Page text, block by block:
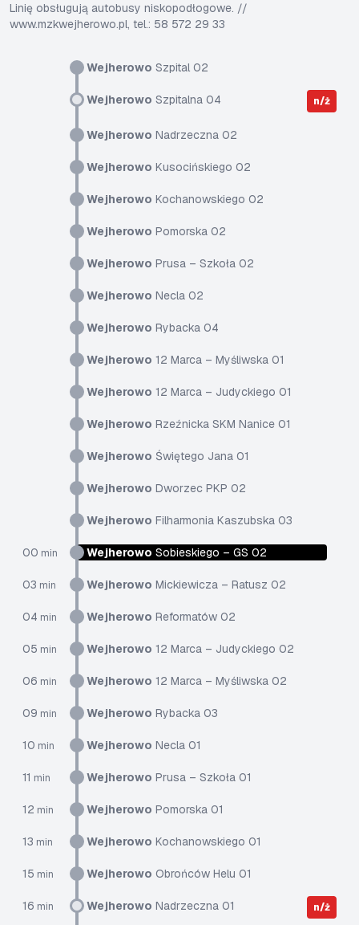
Wejherowo Szpital 02
Wejherowo Szpitalna 04 n/ż
Wejherowo Nadrzeczna 02
Wejherowo Kusocińskiego 02
Wejherowo Kochanowskiego 02
Wejherowo Pomorska 02
Wejherowo Prusa – Szkoła 02
Wejherowo Necla 02
Wejherowo Rybacka 04
Wejherowo 12 Marca – Myśliwska 01
Wejherowo 12 Marca – Judyckiego 01
Wejherowo Rzeźnicka SKM Nanice 01
Wejherowo Świętego Jana 01
Wejherowo Dworzec PKP 02
Wejherowo Filharmonia Kaszubska 03
00 min Wejherowo Sobieskiego – GS 02
03 min Wejherowo Mickiewicza – Ratusz 02
04 min Wejherowo Reformatów 02
05 min Wejherowo 12 Marca – Judyckiego 02
06 min Wejherowo 12 Marca – Myśliwska 02
09 min Wejherowo Rybacka 03
10 min Wejherowo Necla 01
11 min Wejherowo Prusa – Szkoła 01
12 min Wejherowo Pomorska 01
13 min Wejherowo Kochanowskiego 01
15 min Wejherowo Obrońców Helu 01
16 min Wejherowo Nadrzeczna 01 n/ż
Linię obsługują autobusy niskopodłogowe. //
www.mzkwejherowo.pl, tel.: 58 572 29 33